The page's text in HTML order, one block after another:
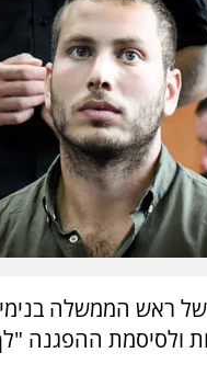
ראש הממשלה
ולסיסמת ההפגנה